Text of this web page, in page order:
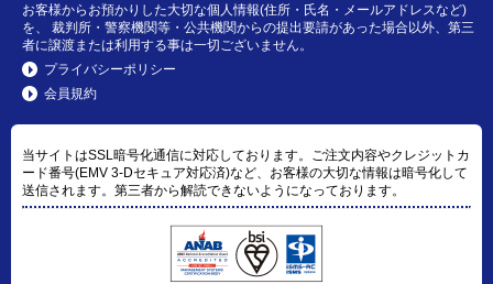
お客様からお預かりした大切な個人情報(住所・氏名・メールアドレスなど)
を、 裁判所・警察機関等・公共機関からの提出要請があった場合以外、第三
者に譲渡または利用する事は一切ございません。
プライバシーポリシー
会員規約
当サイトはSSL暗号化通信に対応しております。ご注文内容やクレジットカ
ード番号(EMV 3-Dセキュア対応済)など、お客様の大切な情報は暗号化して
送信されます。第三者から解読できないようになっております。